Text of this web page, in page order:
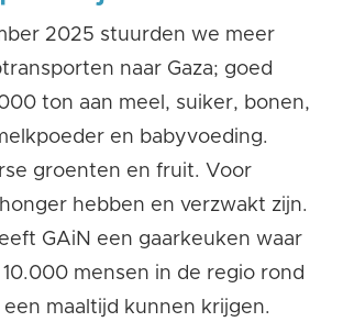
2025 stuurden we meer
naar Gaza; goed
ton aan meel, suiker, bonen,
en babyvoeding.
groenten en fruit. Voor
hebben en verzwakt zijn.
GAiN een gaarkeuken waar
mensen in de regio rond
een maaltijd kunnen krijgen.